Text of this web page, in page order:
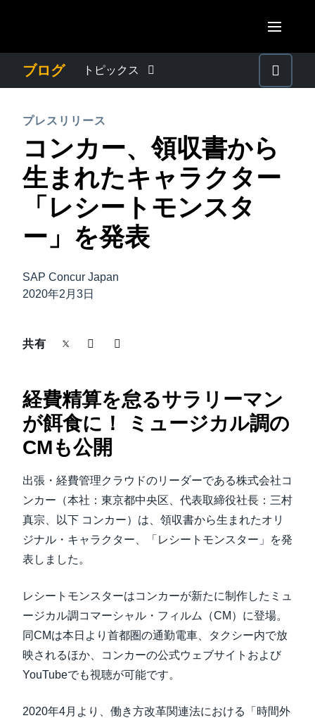
AMERICAS
Canada (Français)
México (Español)
Brasil (Português)
United Kingdom (English)
France (Français)
Deutschland (Deutsch)
Italia (Italiano)
España (Español)
Norway (English)
ASIA PACIFIC
Australia (English)
India (English)
日本（日本語)
ブログ トピックス
プレスリリース
電子帳簿保存法・インボイス制度
経理・総務の豆知識
出張・経費管理トレンド
導入事例
サステナビリティ
働きかた改革
自治体・公共機関・教育機関等
プレスリリース
コンカー、領収書から
生まれたキャラクター
「レシートモンスタ
ー」を発表
SAP Concur Japan
2020年2月3日
共有
経費精算を怠るサラリーマン
が餌食に！ ミュージカル調の
CMも公開
出張・経費管理クラウドのリーダーである株式会社コ
ンカー（本社：東京都中央区、代表取締役社長：三村
真宗、以下 コンカー）は、領収書から生まれたオリ
ジナル・キャラクター、「レシートモンスター」を発
表しました。
レシートモンスターはコンカーが新たに制作したミュ
ージカル調コマーシャル・フィルム（CM）に登場。
同CMは本日より首都圏の通勤電車、タクシー内で放
映されるほか、コンカーの公式ウェブサイトおよび
YouTubeでも視聴が可能です。
2020年4月より、働き方改革関連法における「時間外